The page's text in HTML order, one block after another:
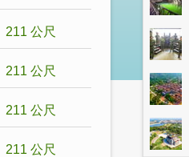
211 公尺
211 公尺
211 公尺
211 公尺